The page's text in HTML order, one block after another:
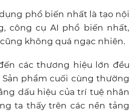
phổ biến nhất là tạo nội
công cụ AI phổ biến nhất,
không quá ngạc nhiên.
các thương hiệu lớn đều
phẩm cuối cùng thường
dấu hiệu của trí tuệ nhân
ta thấy trên các nền tảng